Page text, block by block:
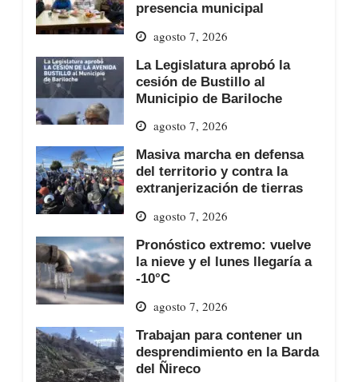
presencia municipal
agosto 7, 2026
La Legislatura aprobó la
cesión de Bustillo al
Municipio de Bariloche
agosto 7, 2026
Masiva marcha en defensa
del territorio y contra la
extranjerización de tierras
agosto 7, 2026
Pronóstico extremo: vuelve
la nieve y el lunes llegaría a
-10°C
agosto 7, 2026
Trabajan para contener un
desprendimiento en la Barda
del Ñireco